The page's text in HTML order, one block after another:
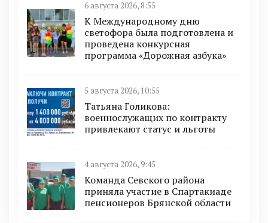
6 августа 2026, 8:55
К Международному дню
светофора была подготовлена и
проведена конкурсная
программа «Дорожная азбука»
5 августа 2026, 10:55
Татьяна Голикова:
военнослужащих по контракту
привлекают статус и льготы
4 августа 2026, 9:45
Команда Севского района
приняла участие в Спартакиаде
пенсионеров Брянской области